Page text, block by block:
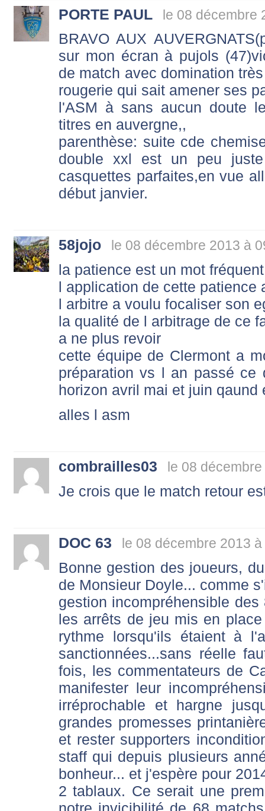
PORTE PAUL le 08 décembre
BRAVO AUX
sur mon écran à pujols
de match avec domination
rougerie qui sait amener ses
l'ASM à sans aucun doute
titres en auvergne,,
parenthèse: suite cde
double xxl est un peu
casquettes parfaites,en vue
début janvier.
58jojo le 08 décembre 2013 à
la patience est un mot
l application de cette patience
l arbitre a voulu focaliser son
la qualité de l arbitrage de ce
a ne plus revoir
cette équipe de Clermont a
préparation vs l an passé
horizon avril mai et juin qaund
alles l asm
combrailles03 le 08
Je crois que le match retour
DOC 63 le 08 décembre 2013
Bonne gestion des joueurs,
de Monsieur Doyle... comme
gestion incompréhensible
les arrêts de jeu mis en
rythme lorsqu'ils étaient à
sanctionnées...sans réelle
fois, les commentateurs de
manifester leur
irréprochable et hargne
grandes promesses
et rester supporters
staff qui depuis plusieurs
bonheur... et j'espère pour
2 tablaux. Ce serait une